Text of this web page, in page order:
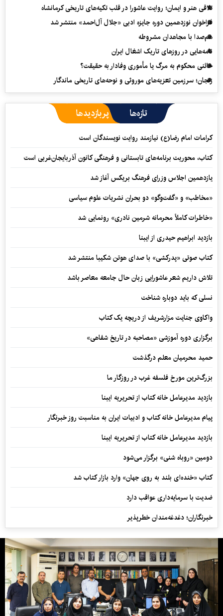
تلاقی هنر و ایمان؛ روایت عاشورا در قلب تکیه‌های تاریخی کرمانشاه
فراخوان نوزدهمین دوره جایزه ادبی «جلال آل‌احمد» منتشر شد
هم‌صدا با مجاهدان مشروطه
نامه‌هایی در روزهای تاریک اشغال ایران
خائنی محکوم به مرگ یا مأموری وفادار به حقیقت؟
زنجان؛ سرزمین تعزیه‌های موروثی و نوحه‌های تاریخی ماندگار
تازه‌ها پربازدیدها
کرامات امام رضا(ع) نیازمند روایت نویسندگان است
کتاب، محوریت برنامه‌های تابستانی و فرهنگی کانون آذربایجان‌غربی است
یازدهمین اجلاس وزرای فرهنگ بریکس آغاز شد
«مخاطب» و «گفت‌وگو» دو بحران نشریات علوم سیاسی
«خاطرات کاملاً محرمانه شرمین نادری» رونمایی شد
بازدید ابراهیم حیدری از ایبنا
کتاب صوتی «پدرکشی» با صدای هوتن شکیبا منتشر شد
تلاش داریم شعر عاشورایی زبان حال جامعه معاصر باشد
نسلی که باید دوباره شناخت
واکاوی جنایت مزارشریف از دریچه یک کتاب
برگزاری دوره آموزشی «مصاحبه در تاریخ شفاهی»
حمید محرمیان معلم درگذشت
بزرگ‌ترین مورخ فلسفه غرب در روزگار ما
بازدید مدیرعامل خانه کتاب از تحریریه ایبنا
پیام مدیرعامل خانه کتاب و ادبیات ایران به مناسبت روز خبرنگار
بازدید مدیرعامل خانه کتاب از تحریریه ایبنا
دومین «روباه شنی» برگزار می‌شود
کتاب «خنده‌ای بلند به روی جهان» وارد بازار کتاب شد
ضدیت با سرمایه‌داری عواقب دارد
خبرنگاران؛ دغدغه‌مندان خطرپذیر